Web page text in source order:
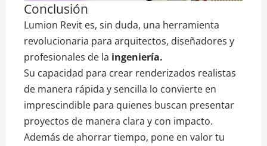
Conclusión
Lumion Revit es, sin duda, una herramienta
revolucionaria para arquitectos, diseñadores y
profesionales de la ingeniería.
Su capacidad para crear renderizados realistas
de manera rápida y sencilla lo convierte en
imprescindible para quienes buscan presentar
proyectos de manera clara y con impacto.
Además de ahorrar tiempo, pone en valor tu